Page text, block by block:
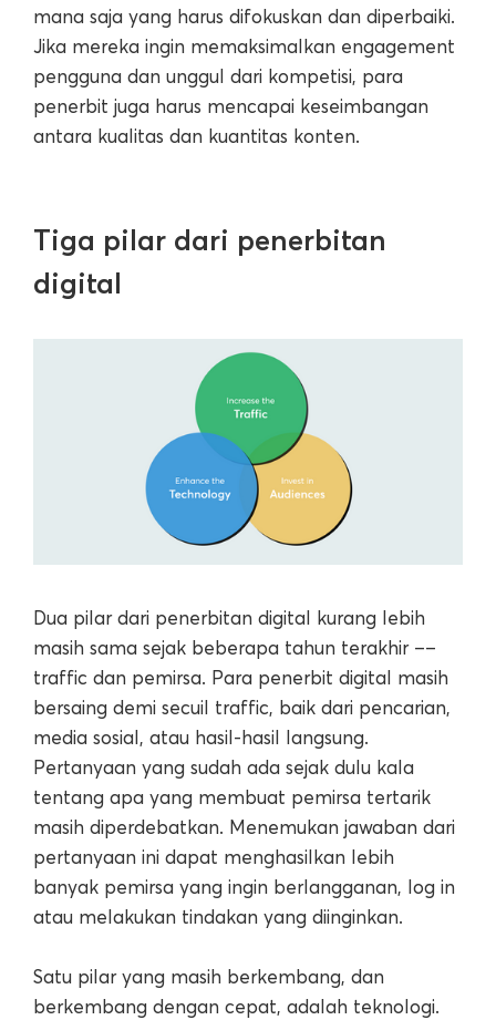
mana saja yang harus difokuskan dan diperbaiki.
Jika mereka ingin memaksimalkan engagement
pengguna dan unggul dari kompetisi, para
penerbit juga harus mencapai keseimbangan
antara kualitas dan kuantitas konten.
Tiga pilar dari penerbitan
digital
Dua pilar dari penerbitan digital kurang lebih
masih sama sejak beberapa tahun terakhir ––
traffic dan pemirsa. Para penerbit digital masih
bersaing demi secuil traffic, baik dari pencarian,
media sosial, atau hasil-hasil langsung.
Pertanyaan yang sudah ada sejak dulu kala
tentang apa yang membuat pemirsa tertarik
masih diperdebatkan. Menemukan jawaban dari
pertanyaan ini dapat menghasilkan lebih
banyak pemirsa yang ingin berlangganan, log in
atau melakukan tindakan yang diinginkan.
Satu pilar yang masih berkembang, dan
berkembang dengan cepat, adalah teknologi.